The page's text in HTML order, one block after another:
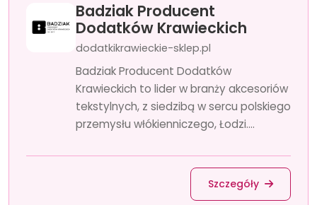
Badziak Producent
Dodatków Krawieckich
dodatkikrawieckie-sklep.pl
Badziak Producent Dodatków
Krawieckich to lider w branży akcesoriów
tekstylnych, z siedzibą w sercu polskiego
przemysłu włókienniczego, Łodzi....
Szczegóły